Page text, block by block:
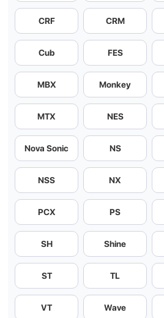
CRF CRM
Cub FES
MBX Monkey
MTX NES
Nova Sonic NS
NSS NX
PCX PS
SH Shine
ST TL
VT Wave